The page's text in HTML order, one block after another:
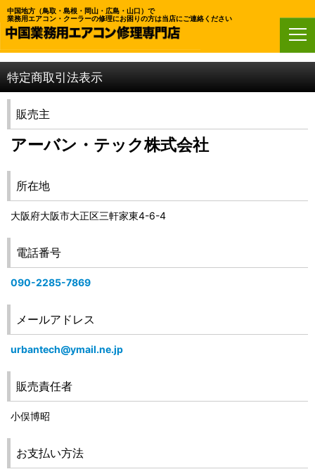
中国地方（鳥取・島根・岡山・広島・山口）で
業務用エアコン・クーラーの修理にお困りの方は当店にご連絡ください
特定商取引法表示
販売主
アーバン・テック株式会社
所在地
大阪府大阪市大正区三軒家東4-6-4
電話番号
090-2285-7869
メールアドレス
urbantech@ymail.ne.jp
販売責任者
小俣博昭
お支払い方法